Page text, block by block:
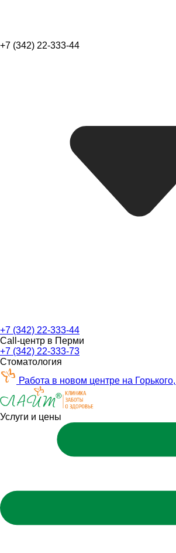
+7 (342) 22-333-44
+7 (342) 22-333-44
Call-центр в Перми
+7 (342) 22-333-73
Стоматология
Работа в новом центре на
Услуги и цены